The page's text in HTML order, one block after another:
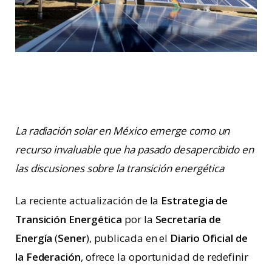
La radiación solar en México emerge como un
recurso invaluable que ha pasado desapercibido en
las discusiones sobre la transición energética
La reciente actualización de la Estrategia de
Transición Energética por la Secretaría de
Energía (Sener), publicada en el Diario Oficial de
la Federación, ofrece la oportunidad de redefinir